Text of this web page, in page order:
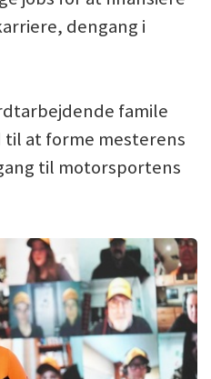
dengang i
famile
at forme mesterens
til motorsportens